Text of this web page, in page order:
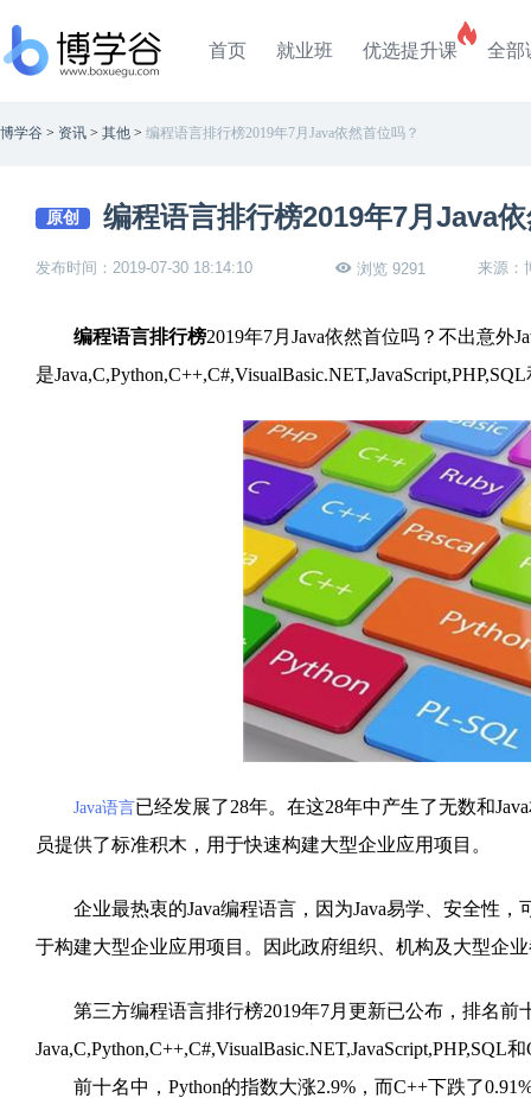
首页 就业班 优选提升课 全部
博学谷 > 资讯 > 其他 > 编程语言排行榜2019年7月Java依然首位吗？
原创 编程语言排行榜2019年7月Java
发布时间：2019-07-30 18:14:10 浏览 9291 来源：
编程语言排行榜2019年7月Java依然首位吗？不出意外
是
Java语言已经发展了28年。在这28年中产生了无数和
员提供了标准积木，用于快速构建大型企业应用项目。
企业最热衷的Java编程语言，因为Java易学、安全性，
于构建大型企业应用项目。因此政府组织、机构及大型企
第三方编程语言排行榜2019年7月更新已公布，排名前
Java,C,Python,C++,C#,VisualBasic.NET,JavaScript,PHP,SQL
前十名中，Python的指数大涨2.9%，而C++下跌了